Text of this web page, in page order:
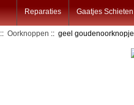
Reparaties Gaatjes Schieten
::Oorknoppen :: geel goudenoorknopje